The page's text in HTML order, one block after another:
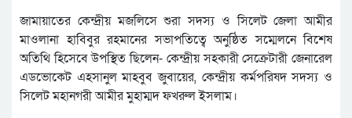
জামায়াতের কেন্দ্রীয় মজলিসে শুরা সদস্য ও সিলেট জেলা আমীর
মাওলানা হাবিবুর রহমানের সভাপতিত্বে অনুষ্ঠিত সম্মেলনে বিশেষ
অতিথি হিসেবে উপস্থিত ছিলেন- কেন্দ্রীয় সহকারী সেক্রেটারী জেনারেল
এডভোকেট এহসানুল মাহবুব জুবায়ের, কেন্দ্রীয় কর্মপরিষদ সদস্য ও
সিলেট মহানগরী আমীর মুহাম্মদ ফখরুল ইসলাম।